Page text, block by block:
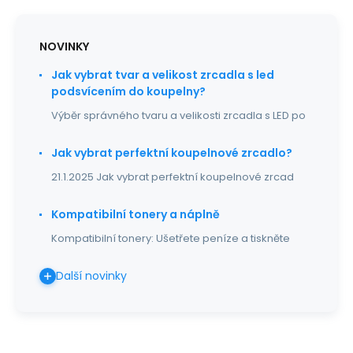
NOVINKY
Jak vybrat tvar a velikost zrcadla s led
podsvícením do koupelny?
Výběr správného tvaru a velikosti zrcadla s LED po
Jak vybrat perfektní koupelnové zrcadlo?
21.1.2025 Jak vybrat perfektní koupelnové zrcad
Kompatibilní tonery a náplně
Kompatibilní tonery: Ušetřete peníze a tiskněte
Další novinky